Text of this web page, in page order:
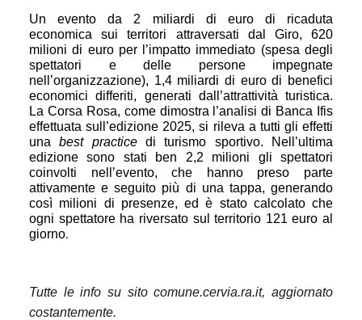
Un evento da 2 miliardi di euro di ricaduta
economica sui territori attraversati dal Giro, 620
milioni di euro per l’impatto immediato (spesa degli
spettatori e delle persone impegnate
nell’organizzazione), 1,4 miliardi di euro di benefici
economici differiti, generati dall’attrattività turistica.
La Corsa Rosa, come dimostra l’analisi di Banca Ifis
effettuata sull’edizione 2025, si rileva a tutti gli effetti
unabest practicedi turismo sportivo. Nell’ultima
edizione sono stati ben 2,2 milioni gli spettatori
coinvolti nell’evento, che hanno preso parte
attivamente e seguito più di una tappa, generando
così milioni di presenze, ed è stato calcolato che
ogni spettatore ha riversato sul territorio 121 euro al
giorno.
Tutte le info su sito comune.cervia.ra.it, aggiornato
costantemente.